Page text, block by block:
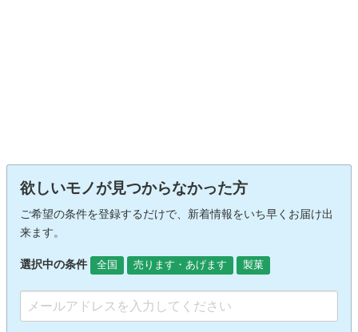
欲しいモノが見つからなかった方
ご希望の条件を登録するだけで、新着情報をいち早くお届け出
来ます。
選択中の条件 全国 売ります・あげます 製菓